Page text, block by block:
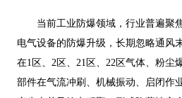
当前工业防爆领域，行业普遍聚
电气设备的防爆升级，长期忽略通风
在1区、2区、21区、22区气体、粉尘
部件在气流冲刷、机械振动、启闭作